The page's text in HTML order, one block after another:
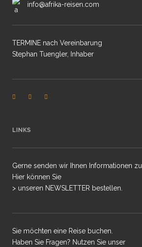
info@afrika-reisen.com
TERMINE nach Vereinbarung
Stephan Tuengler, Inhaber
LINKS
Gerne senden wir Ihnen Informationen zu.
Hier können Sie
> unseren NEWSLETTER bestellen.
Sie möchten eine Reise buchen.
Haben Sie Fragen? Nutzen Sie unser